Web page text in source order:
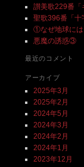
讃美歌229番「
聖歌396番「十
①なぜ地球には
悪魔の誘惑③
最近のコメント
アーカイブ
2025年3月
2025年2月
2024年5月
2024年3月
2024年2月
2024年1月
2023年12月